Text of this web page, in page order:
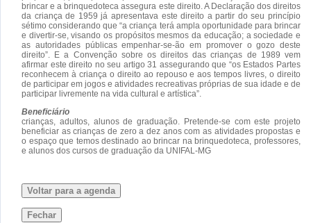
brincar e a brinquedoteca assegura este direito. A Declaração dos direitos
da criança de 1959 já apresentava este direito a partir do seu princípio
sétimo considerando que “a criança terá ampla oportunidade para brincar
e divertir-se, visando os propósitos mesmos da educação; a sociedade e
as autoridades públicas empenhar-se-ão em promover o gozo deste
direito”. E a Convenção sobre os direitos das crianças de 1989 vem
afirmar este direito no seu artigo 31 assegurando que “os Estados Partes
reconhecem à criança o direito ao repouso e aos tempos livres, o direito
de participar em jogos e atividades recreativas próprias de sua idade e de
participar livremente na vida cultural e artística”.
Beneficiário
crianças, adultos, alunos de graduação. Pretende-se com este projeto
beneficiar as crianças de zero a dez anos com as atividades propostas e
o espaço que temos destinado ao brincar na brinquedoteca, professores,
e alunos dos cursos de graduação da UNIFAL-MG
Voltar para a agenda
Fechar